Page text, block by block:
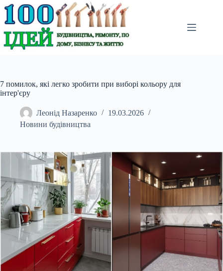
Перейти
до
вмісту
7 помилок, які легко зробити при виборі кольору для
інтер'єру
Леонід Назаренко
19.03.2026
Новини будівництва